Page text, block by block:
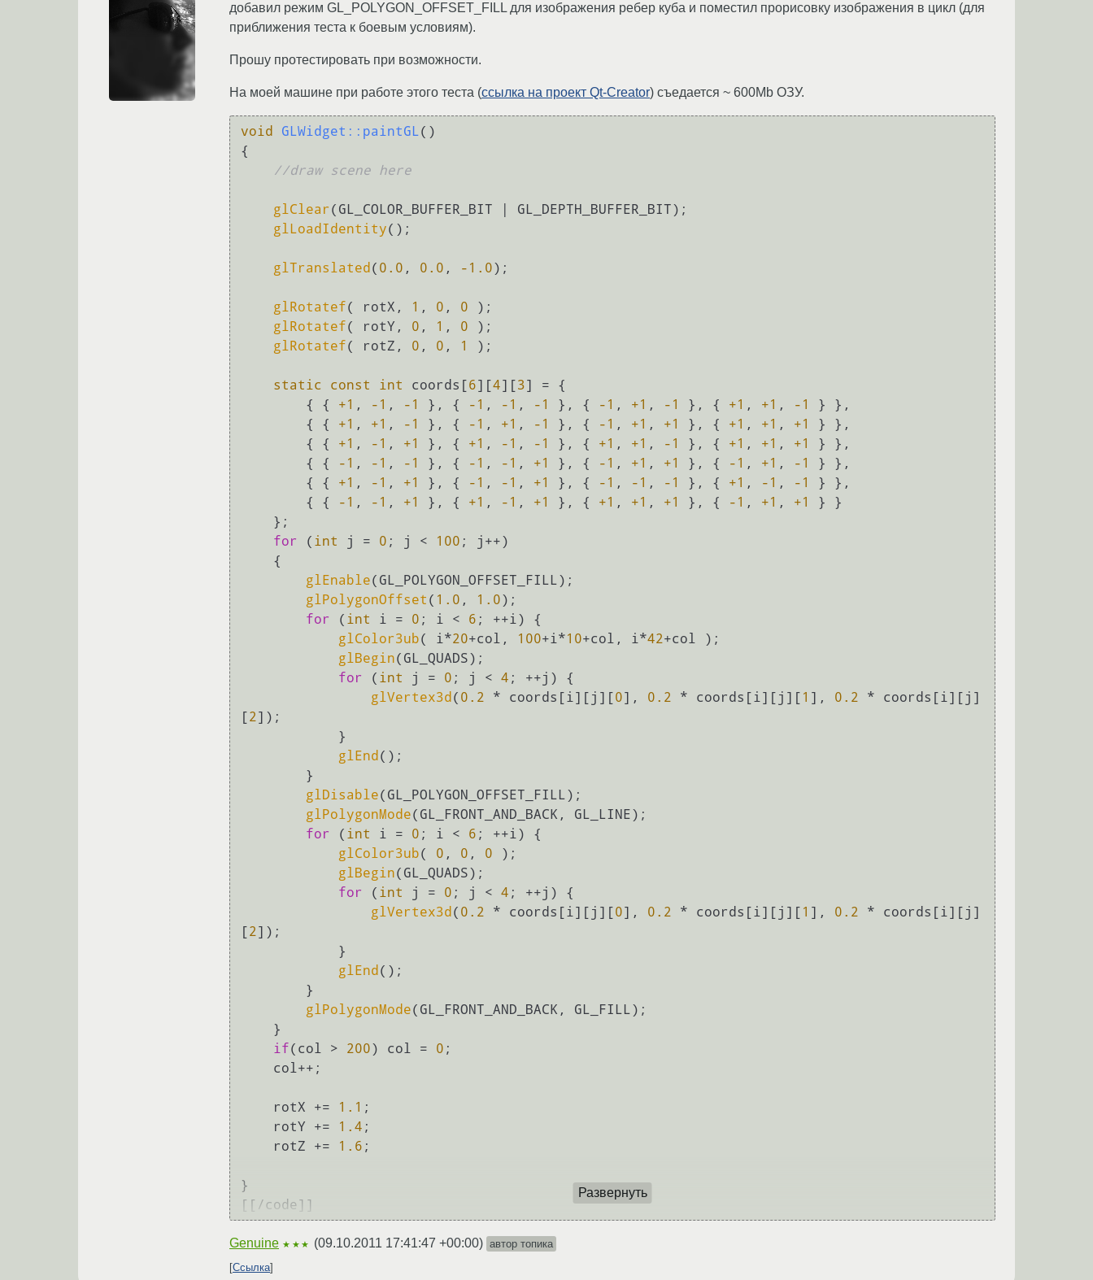
добавил режим GL_POLYGON_OFFSET_FILL для изображения ребер куба и поместил прорисовку изображения в цикл (для
приближения теста к боевым условиям).
Прошу протестировать при возможности.
На моей машине при работе этого теста (ссылка на проект Qt-Creator) съедается ~ 600Mb ОЗУ.
void GLWidget::paintGL()
{
//draw scene here
glClear(GL_COLOR_BUFFER_BIT | GL_DEPTH_BUFFER_BIT);
glLoadIdentity();
glTranslated ( 0.0 , 0.0 , -1.0);
glRotatef( rotX, 1 , 0 , 0 );
glRotatef( rotY, 0 , 1 , 0 );
glRotatef( rotZ, 0 , 0 , 1 );
static const int coords[6][4][3] = {
        { {
+1 , -1 , -1 }, { -1 , -1 , -1 }, { -1 , +1 , -1 }, { +1 , +1 , -1
} },
        { {
+1 , +1 , -1 }, { -1 , +1 , -1 }, { -1 , +1 , +1 }, { +1 , +1 , +1
} },
        { {
+1 , -1 , +1 }, { +1 , -1 , -1 }, { +1 , +1 , -1 }, { +1 , +1 , +1
} },
        { {
-1 , -1 , -1 }, { -1 , -1 , +1 }, { -1 , +1 , +1 }, { -1 , +1 , -1
} },
        { {
+1 , -1 , +1 }, { -1 , -1 , +1 }, { -1 , -1 , -1 }, { +1 , -1 , -1
} },
        { {
-1 , -1 , +1 }, { +1 , -1 , +1 }, { +1 , +1 , +1 }, { -1 , +1 , +1
} }
for
( int j = 0 ; j < 100 ; j++)
glEnable(GL_POLYGON_OFFSET_FILL);
glPolygonOffset ( 1.0 , 1.0);
for
( int i = 0 ; i < 6 ; ++i) {
glColor3ub( i*20+col, 100+i*10+col, i*42+col );
glBegin(GL_QUADS);
for
( int j = 0 ; j < 4 ; ++j) {
glVertex3d ( 0.2 * coords[i][j][0], 0.2 * coords[i][j][ 1 ], 0.2 * coords[i][j]
[2]);
glEnd ();
glDisable(GL_POLYGON_OFFSET_FILL);
glPolygonMode(GL_FRONT_AND_BACK, GL_LINE);
for
( int i = 0 ; i < 6 ; ++i) {
glColor3ub( 0 , 0 , 0 );
glBegin(GL_QUADS);
for
( int j = 0 ; j < 4 ; ++j) {
glVertex3d ( 0.2 * coords[i][j][0], 0.2 * coords[i][j][ 1 ], 0.2 * coords[i][j]
[2]);
glEnd ();
glPolygonMode(GL_FRONT_AND_BACK, GL_FILL);
if(col > 200) col = 0 ;
    rotX +=
1.1 ;
    rotY +=
1.4 ;
    rotZ +=
1.6 ;
}
[[/code]]
Развернуть
Genuine ★★★ (09.10.2011 17:41:47 +00:00) автор топика
Ссылка